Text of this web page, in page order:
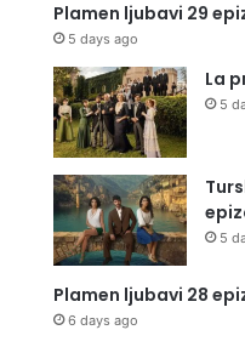
Plamen ljubavi 29
5 days ago
La
5
5
Plamen ljubavi 28
6 days ago